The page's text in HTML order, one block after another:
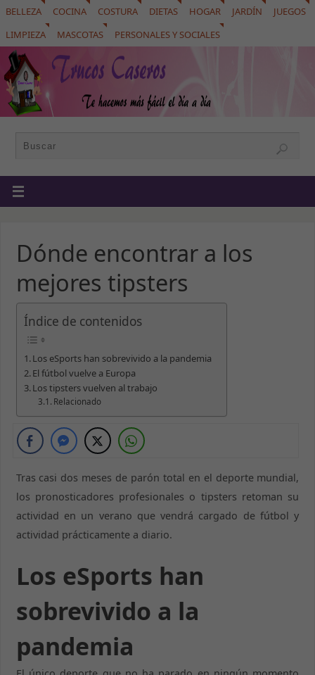
BELLEZA COCINA COSTURA DIETAS HOGAR JARDÍN
JUEGOS
LIMPIEZA
MASCOTAS PERSONALES Y SOCIALES
Dónde encontrar a los
mejores tipsters
Índice de contenidos
Los eSports han sobrevivido a la pandemia
El fútbol vuelve a Europa
Los tipsters vuelven al trabajo
Relacionado
Tras casi dos meses de parón total en el deporte mundial,
los pronosticadores profesionales o tipsters retoman su
actividad en un verano que vendrá cargado de fútbol y
actividad prácticamente a diario.
Los eSports han
sobrevivido a la
pandemia